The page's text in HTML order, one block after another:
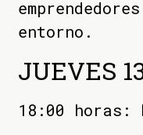
entorno.
JUEVES
18:00 horas: